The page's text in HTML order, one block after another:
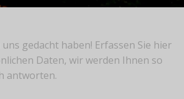
uns gedacht haben! Erfassen Sie hier
Daten, wir werden Ihnen so
antworten.